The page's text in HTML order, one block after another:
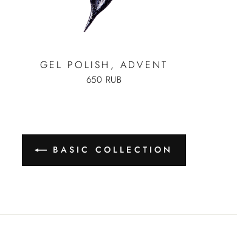
GEL POLISH, ADVENT
650 RUB
BASIC COLLECTION